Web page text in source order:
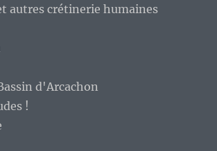
autres crétinerie humaines
d'Arcachon
!